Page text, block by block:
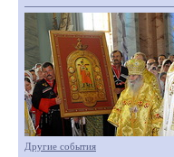
Другие события